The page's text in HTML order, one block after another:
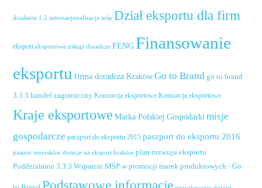
działanie 1.2 internacjonalizacja mśp Dział eksportu dla firm
eksport eksportowe usługi doradcze FENG Finansowanie
eksportu firma doradcza Kraków Go to Brand go to brand
3.3.3 handel zagraniczny Konsorcja eksportowe Konsorcja eksportowe
Kraje eksportowe Marka Polskiej Gospodarki misje
gospodarcze paszport do eksportu 2015 paszport do eksportu 2016
pisanie wniosków dotacje na eksport kraków plan rozwoju eksportu
Poddziałanie 3.3.3 Wsparcie MŚP w promocji marek produktowych - Go